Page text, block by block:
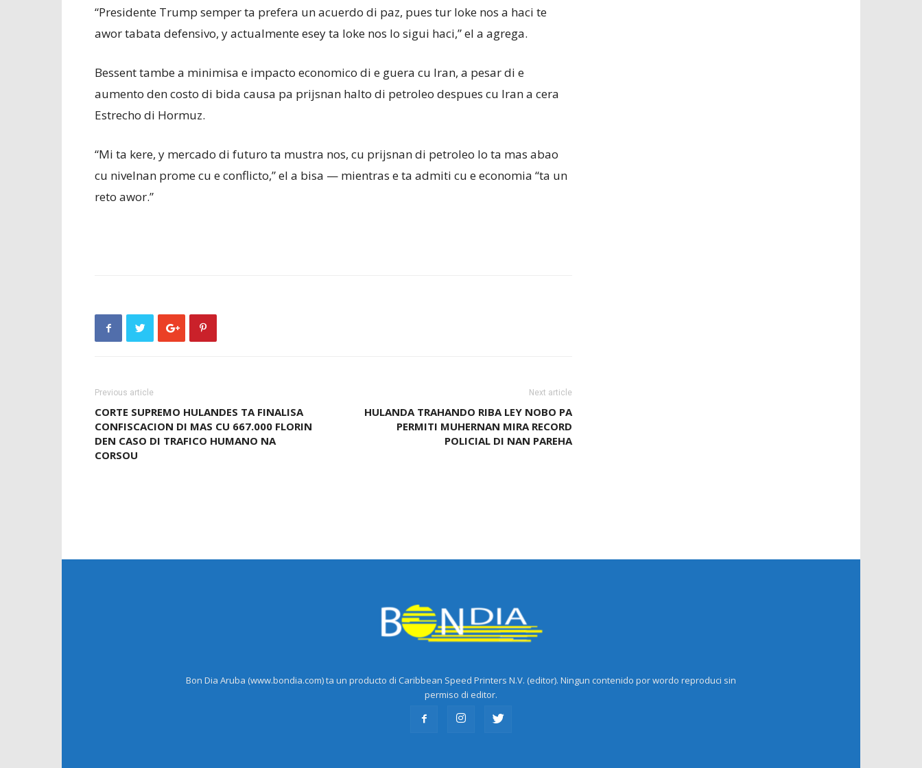
“Presidente Trump semper ta prefera un acuerdo di paz, pues tur loke nos a haci te
awor tabata defensivo, y actualmente esey ta loke nos lo sigui haci,” el a agrega.
Bessent tambe a minimisa e impacto economico di e guera cu Iran, a pesar di e
aumento den costo di bida causa pa prijsnan halto di petroleo despues cu Iran a cera
Estrecho di Hormuz.
“Mi ta kere, y mercado di futuro ta mustra nos, cu prijsnan di petroleo lo ta mas abao
cu nivelnan prome cu e conflicto,” el a bisa — mientras e ta admiti cu e economia “ta un
reto awor.”
Previous article
CORTE SUPREMO HULANDES TA FINALISA
CONFISCACION DI MAS CU 667.000 FLORIN
DEN CASO DI TRAFICO HUMANO NA
CORSOU
Next article
HULANDA TRAHANDO RIBA LEY NOBO PA
PERMITI MUHERNAN MIRA RECORD
POLICIAL DI NAN PAREHA
Bon Dia Aruba (www.bondia.com) ta un producto di Caribbean Speed Printers N.V. (editor). Ningun contenido por wordo reproduci sin
permiso di editor.